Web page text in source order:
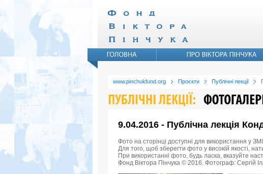
www.pinchukfund.org Проєкти Публічні лекції
9.04.2016 - Публічна лекція
Фото на сторінці доступні для використання у
Для того, щоб зберегти фото у високій якості,
При використанні фото, будь ласка, вказуйте
Фонд Віктора Пінчука © 2016. Фотограф: Сергій